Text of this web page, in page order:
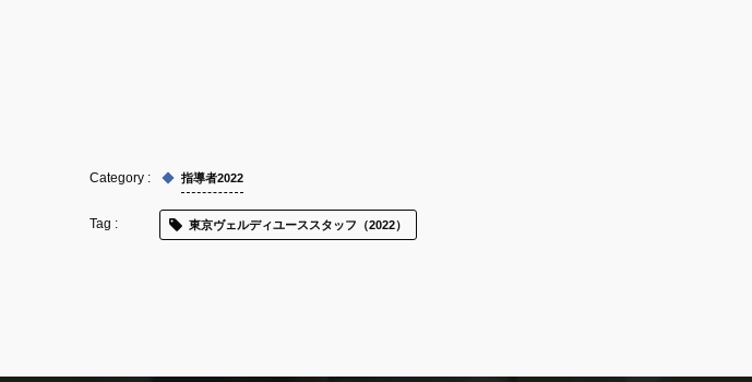
指導者2022
東京ヴェルディユーススタッフ（2022）